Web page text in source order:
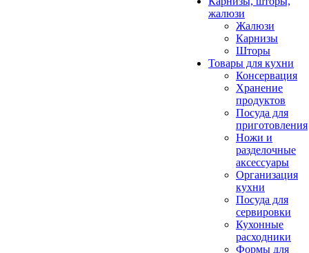
жалюзи
Жалюзи
Карнизы
Шторы
Товары для кухни
Консервация
Хранение
продуктов
Посуда для
приготовления
Ножи и
разделочные
аксессуары
Организация
кухни
Посуда для
сервировки
Кухонные
расходники
Формы для